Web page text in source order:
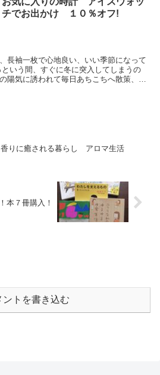
チでお出かけ １０％オフ!
長袖一枚で心地良い、いい季節になって
陽気に誘われて毎日あちこちへ散策、自
香りに癒される暮らし アロマ生活
本７冊購入！
ントを書き込む